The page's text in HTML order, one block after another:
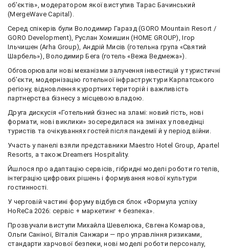
об’єктів», модератором якої виступив Тарас Бачинський
(MergeWave Capital).
Серед спікерів були Володимир Гаразд (GORO Mountain Resort /
GORO Development), Руслан Хомишин (HOME GROUP), Ігор
Ільчишен (Arha Group), Андрій Мисів (готельна група «Святий
Шарбель»), Володимир Бега (готель «Вежа Ведмежа»).
Обговорювали нові механізми залучення інвестицій у туристичні
об’єкти, модернізацію готельної інфраструктури Карпатського
регіону, відновлення курортних територій і важливість
партнерства бізнесу з місцевою владою.
Друга дискусія «Готельний бізнес на зламі: новий гість, нові
формати, нові виклики» зосередилася на змінах у поведінці
туристів та очікуваннях гостей після пандемії й у період війни.
Участь у панелі взяли представники Maestro Hotel Group, Apartel
Resorts, а також Dreamers Hospitality.
Йшлося про адаптацію сервісів, гібридні моделі роботи готелів,
інтеграцію цифрових рішень і формування нової культури
гостинності.
У черговій частині форуму відбувся блок «Формула успіху
HoReCa 2026: сервіс + маркетинг + безпека».
Прозвучали виступи Михайла Шевелюка, Євгена Комарова,
Ольги Саніної, Віталія Санжари — про управління ризиками,
стандарти харчової безпеки, нові моделі роботи персоналу,